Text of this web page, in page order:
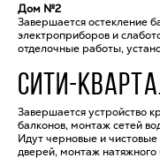
Дом №2
Завершается остекление
электроприборов и
отделочные работы,
СИТИ-
Завершается устройство
балконов, монтаж сетей
Идут черновые и
дверей, монтаж натяжного